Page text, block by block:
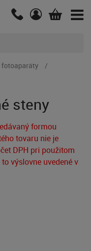
fotoaparáty
steny
formou
tovaru nie je
DPH pri použitom
výslovne uvedené v